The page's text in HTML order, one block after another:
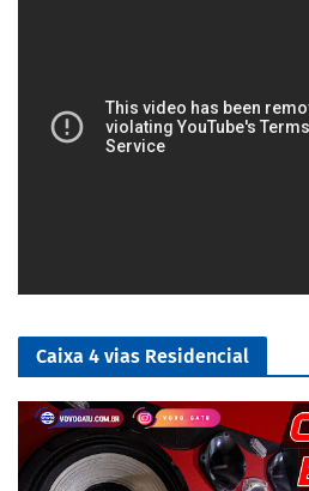
Caixa 4 vias Residencial